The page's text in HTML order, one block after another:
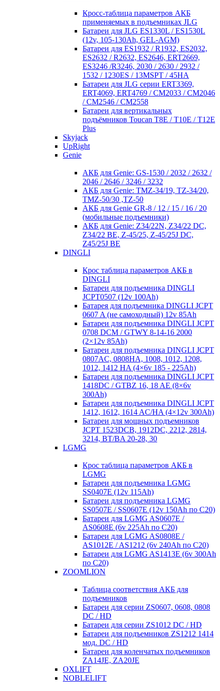
Кросc-таблица параметров АКБ
применяемых в подъемниках JLG
Батареи для JLG ES1330L / ES1530L
(12v, 105-130Ah, GEL-AGM)
Батареи для ES1932 / R1932, ES2032,
ES2632 / R2632, ES2646, ERT2669,
ES3246 /R3246, 2030 / 2630 / 2932 /
1532 / 1230ES / 13MSPT / 45HA
Батареи для JLG серии ERT3369,
ERT4069, ERT4769 / CM2033 / CM2046
/ CM2546 / CM2558
Батареи для вертикальных
подъёмников Toucan T8E / T10E / T12E
Plus
Skyjack
UpRight
Genie
АКБ для Genie: GS-1530 / 2032 / 2632 /
2046 / 2646 / 3246 / 3232
АКБ для Genie: TMZ-34/19, TZ-34/20,
TMZ-50/30 ,TZ-50
АКБ для Genie GR-8 / 12 / 15 / 16 / 20
(мобильные подъемники)
АКБ для Genie: Z34/22N, Z34/22 DC,
Z34/22 BE, Z-45/25, Z-45/25J DC,
Z45/25J BE
DINGLI
Крос таблица параметров АКБ в
DINGLI
Батареи для подъемника DINGLI
JCPT0507 (12v 100Ah)
Батарея для подъемника DINGLI JCPT
0607 A (не самоходный) 12v 85Ah
Батареи для подъемника DINGLI JCPT
0708 DCM / GTWY 8-14-16 2000
(2×12v 85Ah)
Батареи для подъемника DINGLI JCPT
0807AC, 0808HA, 1008, 1012, 1208,
1012, 1412 HA (4×6v 185 - 225Ah)
Батареи для подъемника DINGLI JCPT
1418DC / GTBZ 16, 18 AE (8×6v
300Ah)
Батареи для подъемника DINGLI JCPT
1412, 1612, 1614 AC/HA (4×12v 300Ah)
Батареи для мощных подъемников
JCPT 1523DCB, 1912DC, 2212, 2814,
3214, BT/BA 20-28, 30
LGMG
Крос таблица параметров АКБ в
LGMG
Батареи для подъемника LGMG
SS0407E (12v 115Ah)
Батареи для подъемника LGMG
SS0507E / SS0607E (12v 150Ah по С20)
Батареи для LGMG AS0607E /
AS0608E (6v 225Ah по С20)
Батареи для LGMG AS0808E /
AS1012E / AS1212 (6v 240Ah по С20)
Батареи для LGMG AS1413E (6v 300Ah
по С20)
ZOOMLION
Таблица соответствия АКБ для
подъемников
Батареи для серии ZS0607, 0608, 0808
DC / HD
Батареи для серии ZS1012 DC / HD
Батареи для подъемников ZS1212 1414
мод. DC / HD
Батареи для коленчатых подъемников
ZA14JE, ZA20JE
OXLIFT
NOBLELIFT